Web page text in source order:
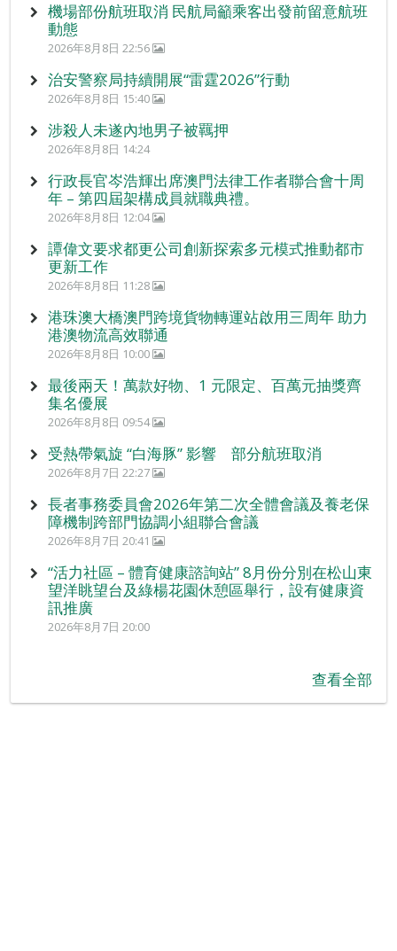
機場部份航班取消 民航局籲乘客出發前留意航班
動態
2026年8月8日 22:56
治安警察局持續開展“雷霆2026”行動
2026年8月8日 15:40
涉殺人未遂內地男子被羈押
2026年8月8日 14:24
行政長官岑浩輝出席澳門法律工作者聯合會十周
年 – 第四屆架構成員就職典禮。
2026年8月8日 12:04
譚偉文要求都更公司創新探索多元模式推動都市
更新工作
2026年8月8日 11:28
港珠澳大橋澳門跨境貨物轉運站啟用三周年 助力
港澳物流高效聯通
2026年8月8日 10:00
最後兩天！萬款好物、1 元限定、百萬元抽獎齊
集名優展
2026年8月8日 09:54
受熱帶氣旋 “白海豚” 影響 部分航班取消
2026年8月7日 22:27
長者事務委員會2026年第二次全體會議及養老保
障機制跨部門協調小組聯合會議
2026年8月7日 20:41
“活力社區 – 體育健康諮詢站” 8月份分別在松山東
望洋眺望台及綠楊花園休憩區舉行，設有健康資
訊推廣
2026年8月7日 20:00
查看全部